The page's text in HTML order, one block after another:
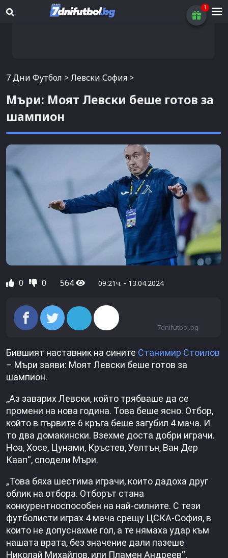
7 Дни Футбол >Левски София >
Мъри: Моят Левски беше готов за
шампион
0 0 564 09:21ч. - 13.04.2024
7dnifutbol.bg
Бившият наставник на сините Станимир Стоилов
– Мъри заяви: Моят Левски беше готов за
шампион.
„Аз заварих Левски, който трябваше да се
промени на нова година. Това беше ясно. Отбор,
който в първите 6 кръга беше загубил 4 мача. И
то два домакински. Взехме доста добри играчи.
Ноа, Хосе, Цунами, Кръстев, Уелтън, Ван Дер
Каап“, сподели Мъри.
„Това бяха шестима играчи, които дадоха друг
облик на отбора. Отборът стана
конкурентноспособен на най-силните. С тези
футболисти играх 4 мача срещу ЦСКА-София, в
които не допуснахме гол, а те нямаха удар към
нашата врата, без значение дали пазеше
Николай Михайлов, или Пламен Андреев“,